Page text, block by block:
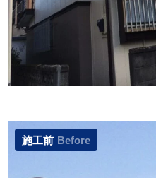
施工前 Before